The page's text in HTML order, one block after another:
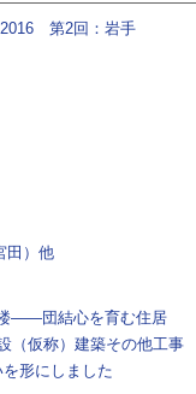
第2回：岩手
田）他
――団結心を育む住居
（仮称）建築その他工事
形にしました